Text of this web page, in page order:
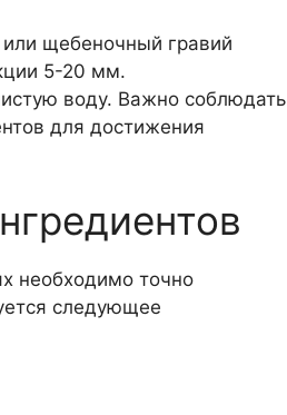
щебеночный гравий
5-20 мм.
воду. Важно соблюдать
для достижения
необходимо точно
следующее